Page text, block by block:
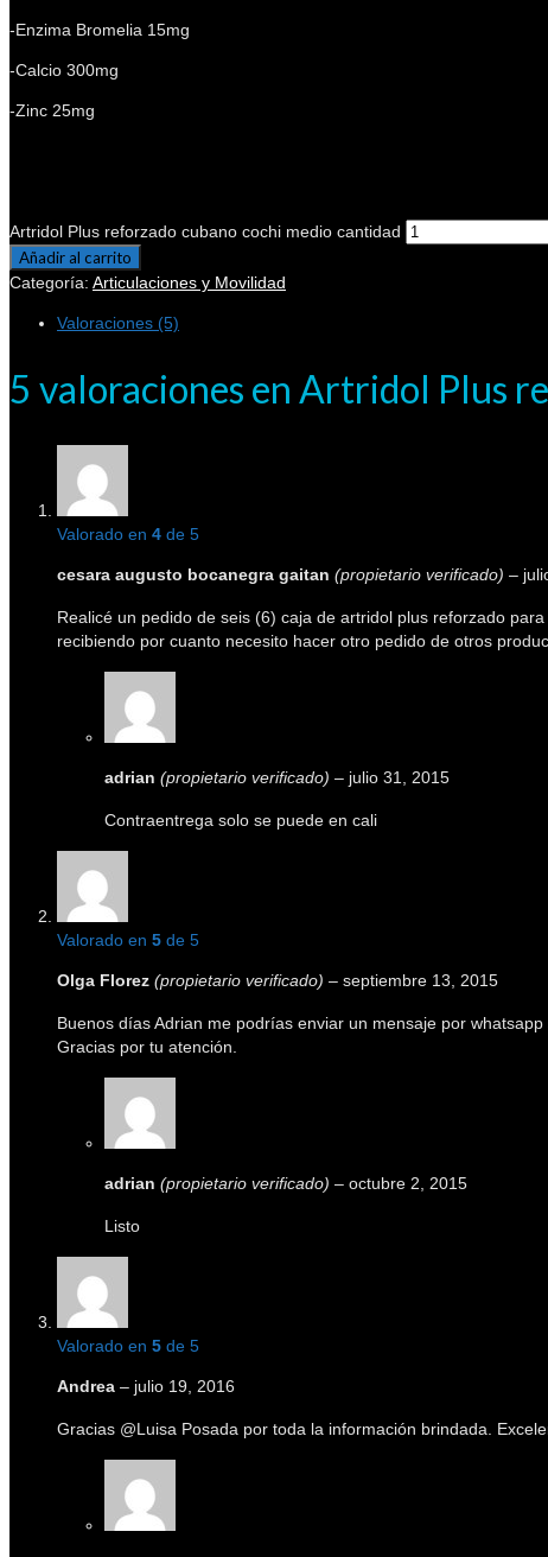
-Enzima Bromelia 15mg
-Calcio 300mg
-Zinc 25mg
Artridol Plus reforzado cubano cochi medio cantidad
Añadir al carrito
Categoría: Articulaciones y Movilidad
Valoraciones (5)
5 valoraciones en Artridol Plus
Valorado en 4 de 5
cesara augusto bocanegra gaitan (propietario verificado) –
Realicé un pedido de seis (6) caja de artridol plus reforzado
recibiendo por cuanto necesito hacer otro pedido de otros
adrian (propietario verificado) – julio 31, 2015
Contraentrega solo se puede en cali
Valorado en 5 de 5
Olga Florez (propietario verificado) – septiembre 13, 2015
Buenos días Adrian me podrías enviar un mensaje por
Gracias por tu atención.
adrian (propietario verificado) – octubre 2, 2015
Listo
Valorado en 5 de 5
Andrea – julio 19, 2016
Gracias @Luisa Posada por toda la información brindada.